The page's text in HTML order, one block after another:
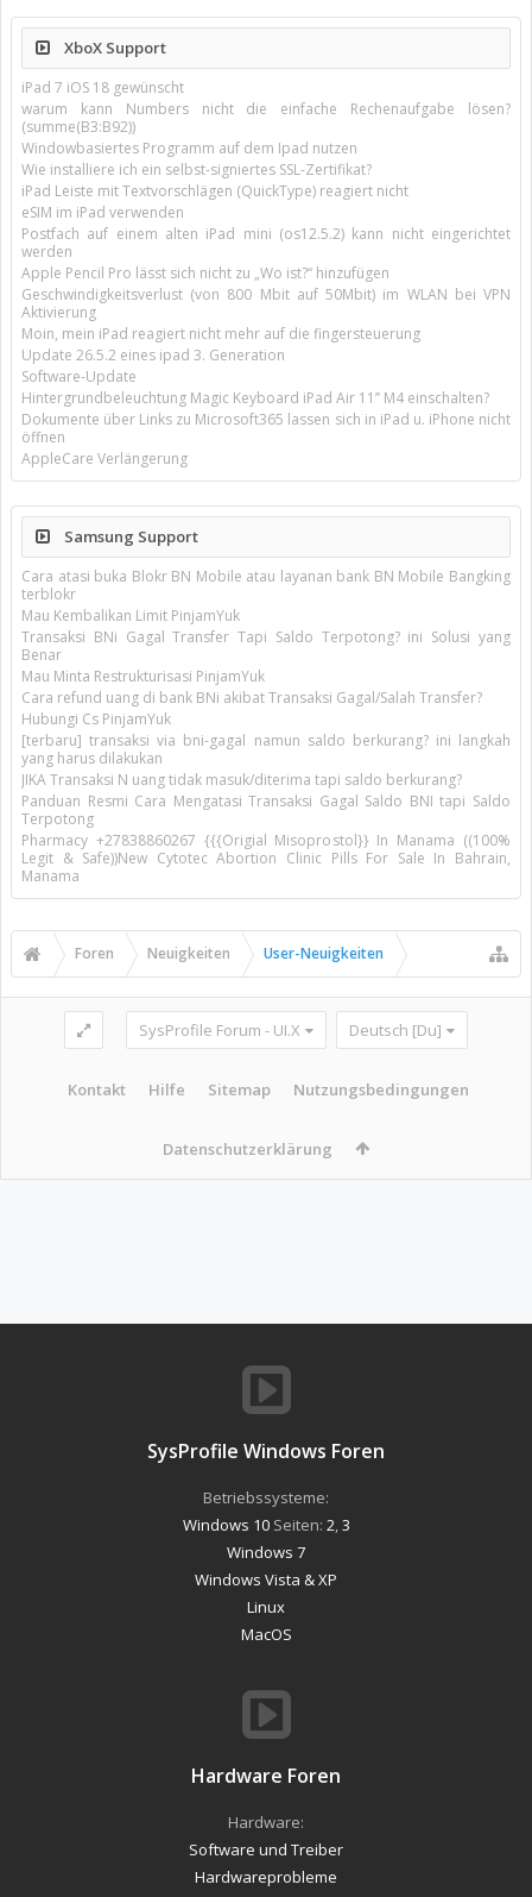
XboX Support
iPad 7 iOS 18 gewünscht
warum kann Numbers nicht die einfache Rechenaufgabe lösen?
(summe(B3:B92))
Windowbasiertes Programm auf dem Ipad nutzen
Wie installiere ich ein selbst-signiertes SSL-Zertifikat?
iPad Leiste mit Textvorschlägen (QuickType) reagiert nicht
eSIM im iPad verwenden
Postfach auf einem alten iPad mini (os12.5.2) kann nicht eingerichtet
werden
Apple Pencil Pro lässt sich nicht zu „Wo ist?“ hinzufügen
Geschwindigkeitsverlust (von 800 Mbit auf 50Mbit) im WLAN bei VPN
Aktivierung
Moin, mein iPad reagiert nicht mehr auf die fingersteuerung
Update 26.5.2 eines ipad 3. Generation
Software-Update
Hintergrundbeleuchtung Magic Keyboard iPad Air 11’’ M4 einschalten?
Dokumente über Links zu Microsoft365 lassen sich in iPad u. iPhone nicht
öffnen
AppleCare Verlängerung
Samsung Support
Cara atasi buka Blokr BN Mobile atau layanan bank BN Mobile Bangking
terblokr
Mau Kembalikan Limit PinjamYuk
Transaksi BNi Gagal Transfer Tapi Saldo Terpotong? ini Solusi yang
Benar
Mau Minta Restrukturisasi PinjamYuk
Cara refund uang di bank BNi akibat Transaksi Gagal/Salah Transfer?
Hubungi Cs PinjamYuk
[terbaru] transaksi via bni-gagal namun saldo berkurang? ini langkah
yang harus dilakukan
JIKA Transaksi N uang tidak masuk/diterima tapi saldo berkurang?
Panduan Resmi Cara Mengatasi Transaksi Gagal Saldo BNI tapi Saldo
Terpotong
Pharmacy +27838860267 {{{Origial Misoprostol}} In Manama ((100%
Legit & Safe))New Cytotec Abortion Clinic Pills For Sale In Bahrain,
Manama
Foren Neuigkeiten User-Neuigkeiten
SysProfile Forum - UI.X Deutsch [Du]
Kontakt Hilfe Sitemap Nutzungsbedingungen
Datenschutzerklärung
SysProfile Windows Foren
Betriebssysteme:
Windows 10Seiten: 2 3
Windows 7
Windows Vista & XP
Linux
MacOS
Hardware Foren
Hardware:
Software und Treiber
Hardwareprobleme